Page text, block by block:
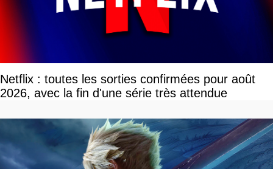
Netflix : toutes les sorties confirmées pour août
2026, avec la fin d'une série très attendue